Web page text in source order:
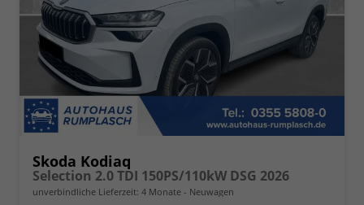
Skoda Kodiaq
Selection 2.0 TDI 150PS/110kW DSG 2026
unverbindliche Lieferzeit: 4 Monate Neuwagen